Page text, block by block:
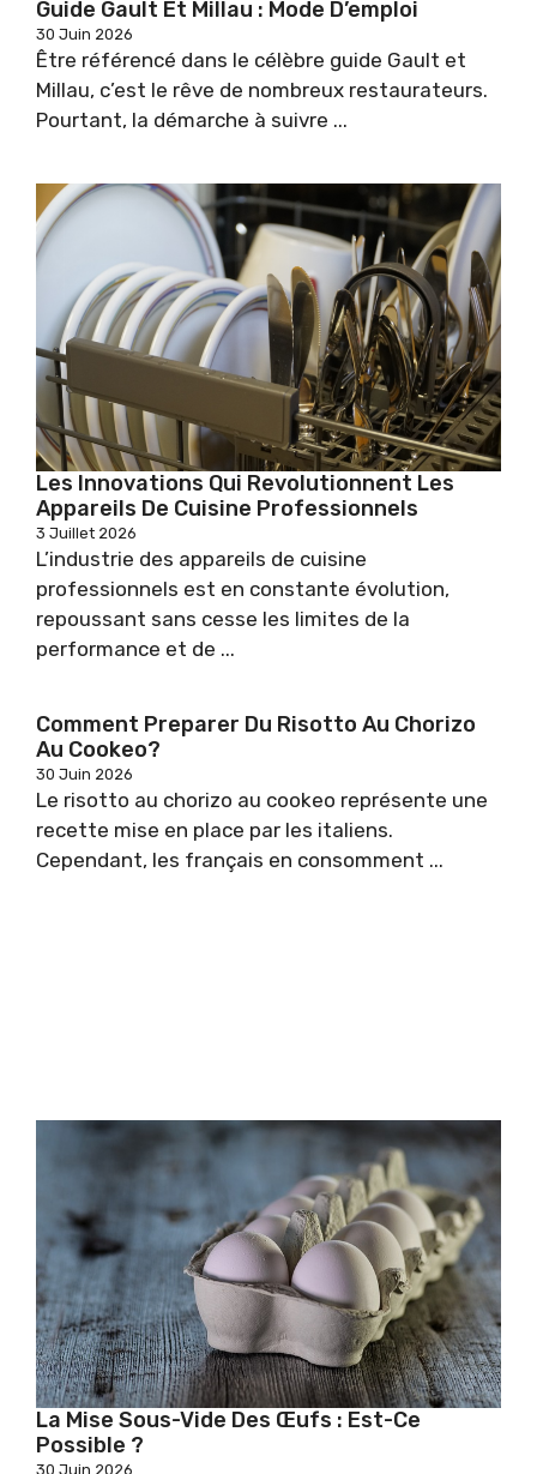
Guide Gault Et Millau : Mode D’emploi
30 Juin 2026
Être référencé dans le célèbre guide Gault et
Millau, c’est le rêve de nombreux restaurateurs.
Pourtant, la démarche à suivre ...
Les Innovations Qui Revolutionnent Les
Appareils De Cuisine Professionnels
3 Juillet 2026
L’industrie des appareils de cuisine
professionnels est en constante évolution,
repoussant sans cesse les limites de la
performance et de ...
Comment Preparer Du Risotto Au Chorizo
Au Cookeo?
30 Juin 2026
Le risotto au chorizo au cookeo représente une
recette mise en place par les italiens.
Cependant, les français en consomment ...
La Mise Sous-Vide Des Œufs : Est-Ce
Possible ?
30 Juin 2026